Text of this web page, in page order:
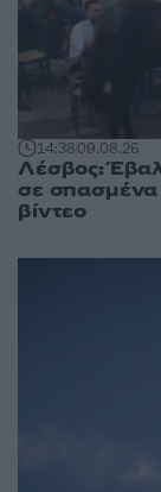
14:3809.08.26
Λέσβος:
σε σπασμένα
βίντεο